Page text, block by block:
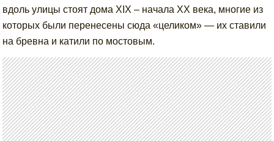
вдоль улицы стоят дома XIX – начала XX века, многие из
которых были перенесены сюда «целиком» — их ставили
на бревна и катили по мостовым.